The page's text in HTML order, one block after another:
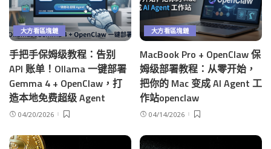
大方看區塊鏈
手把手保姆级教程：告别
API 账单！Ollama 一键部署
Gemma 4 + OpenClaw，打
造本地免费超级 Agent
04/20/2026
大方看區塊鏈
MacBook Pro + OpenClaw 保
姆级部署教程：从零开始，
把你的 Mac 变成 AI Agent 工
作站openclaw
04/14/2026